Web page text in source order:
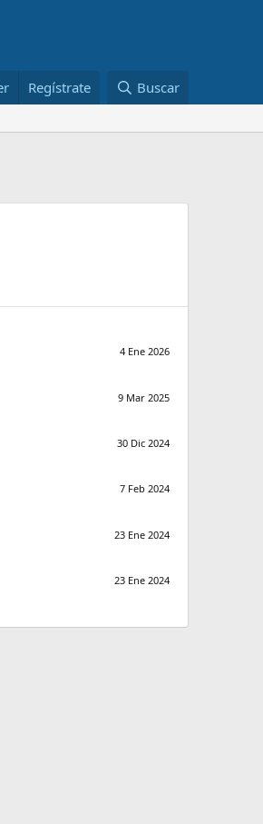
Regístrate Buscar
4 Ene 2026
9 Mar 2025
30 Dic 2024
7 Feb 2024
23 Ene 2024
23 Ene 2024